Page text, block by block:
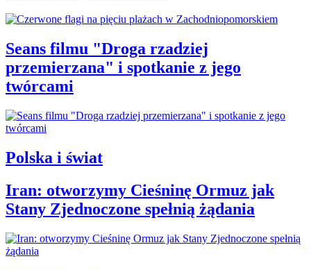
Seans filmu "Droga rzadziej
przemierzana" i spotkanie z jego
twórcami
Polska i świat
Iran: otworzymy Cieśninę Ormuz jak
Stany Zjednoczone spełnią żądania